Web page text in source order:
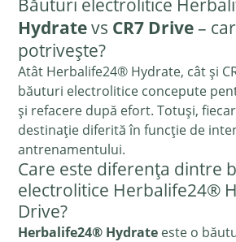
Băuturi electrolitice
Hydratevs CR7 Drive–
potrivește?
Atât Herbalife24® Hydrate, cât și
băuturi electrolitice concepute
și refacere după efort. Totuși,
destinație diferită în funcție de
antrenamentului.
Care este diferența dintre
electrolitice Herbalife24®
Drive?
Herbalife24® Hydrate este o